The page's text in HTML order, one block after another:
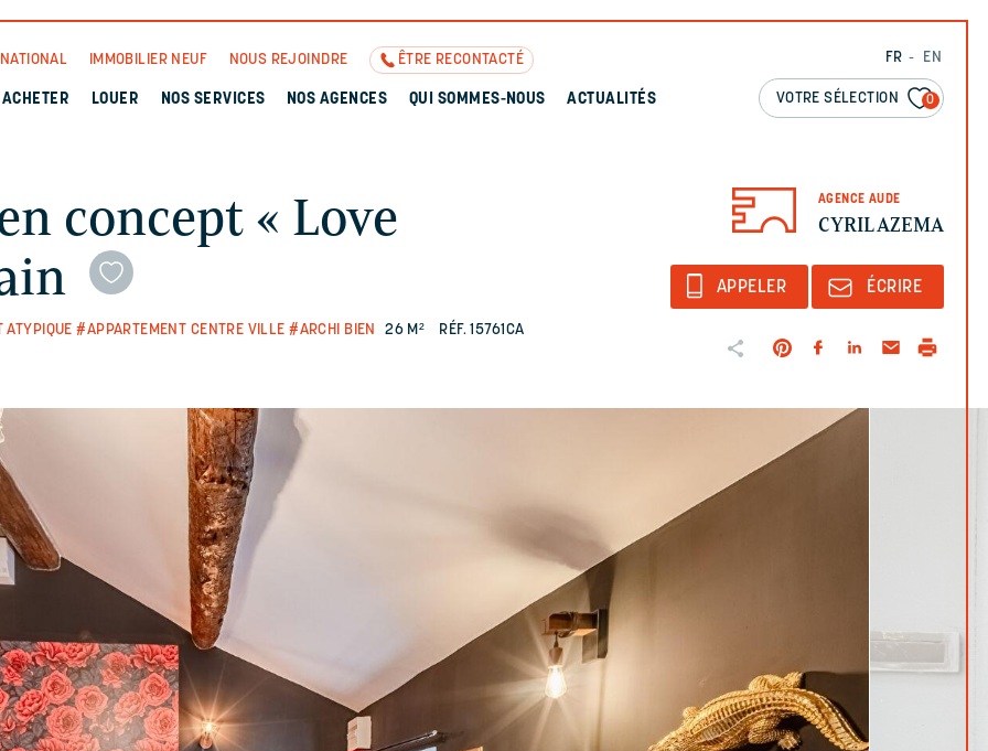
FR EN
VOTRE SÉLECTION 0
IMMOBILIER NEUF NOUS REJOINDRE ÊTRE RECONTACTÉ
ACHETER LOUER NOS SERVICES NOS AGENCES QUI SOMMES-NOUS ACTUALITÉS
AGENCE AUDE
CYRIL AZEMA
concept « Love
ATYPIQUE #APPARTEMENT CENTRE VILLE #ARCHI BIEN 26 M² RÉF. 15761CA
APPELER ÉCRIRE